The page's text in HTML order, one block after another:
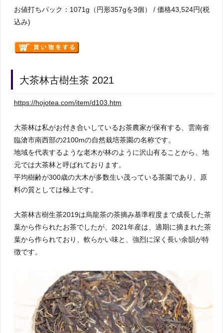
お値打ちパック：1071g（円形357gを3個） / 価格43,524円(税
込み)
大茶林古樹生茶 2021
https://hojotea.com/item/d103.htm
大茶林は私がお付き合いしているお茶農家が保有する、雲南省
臨滄市南西部の2100mの自然栽培茶園の名称です。
地域を代表するような老木が林のように沢山有ることから、地
元では大茶林と呼ばれております。
平均樹齢が300歳の大木が多数生い茂っている茶園であり、原
料の質としては極上です。
大茶林古樹生茶2019は烏龍茶の茶摘み基準程度まで成長した茶
葉から作られたお茶でしたが、2021年産は、適期に摘まれた茶
葉から作られており、軟らかい味と、強烈に深く長い余韻が特
徴です。